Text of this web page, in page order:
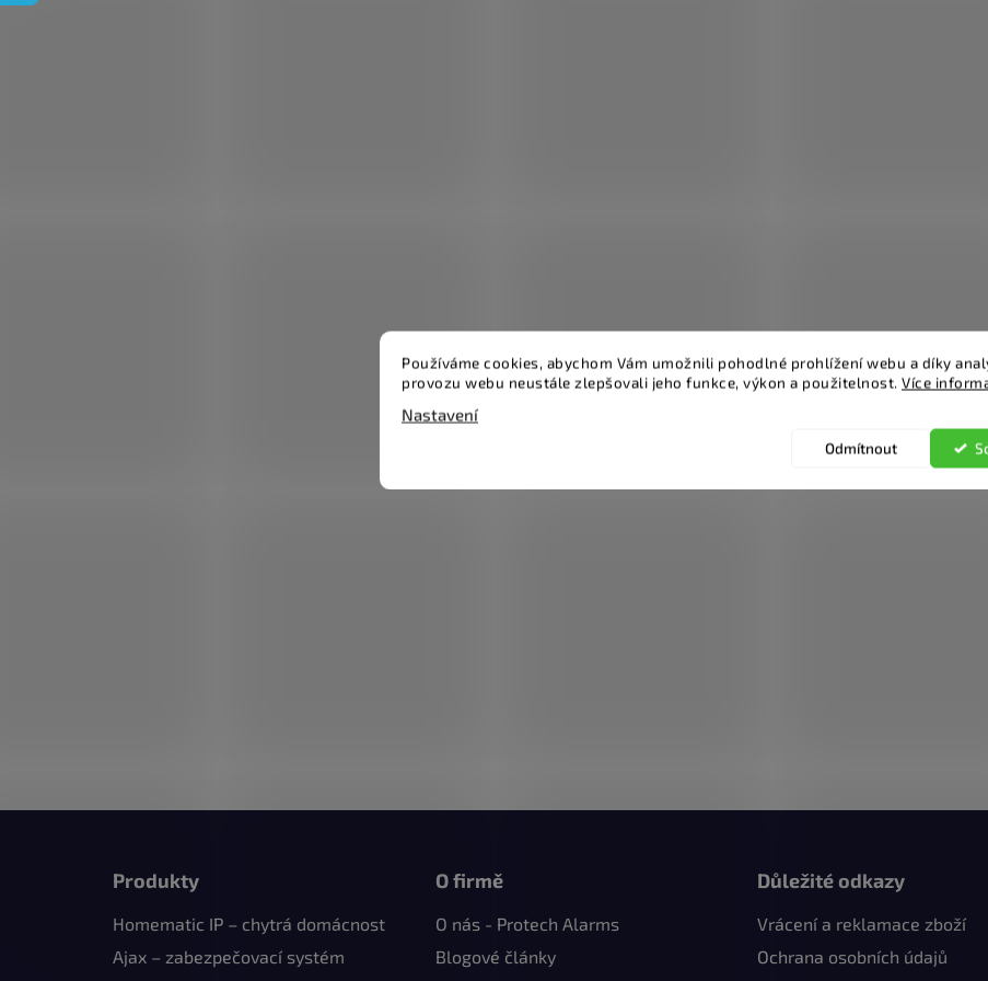
Používáme cookies, abychom Vám umožnili pohodlné prohlížení webu a díky
provozu webu neustále zlepšovali jeho funkce, výkon a použitelnost. Více
Nastavení
Odmítnout
Produkty
Homematic IP – chytrá domácnost
Ajax – zabezpečovací systém
O firmě
O nás - Protech Alarms
Blogové články
Důležité odkazy
Vrácení a reklamace zboží
Ochrana osobních údajů